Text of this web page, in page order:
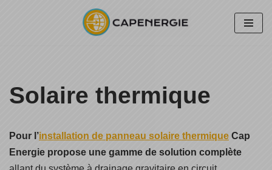
Solaire thermique
Pour l’installation de panneau solaire thermique Cap
Energie propose une gamme de solution complète